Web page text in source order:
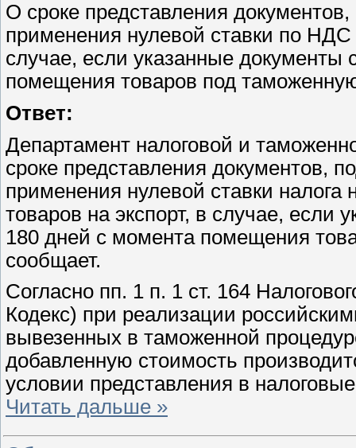
О сроке представления
применения нулевой ставки по НДС
случае, если указанные
помещения товаров под
Ответ:
Департамент налоговой и
сроке представления документов,
применения нулевой ставки
товаров на экспорт, в случае, если
180 дней с момента помещения
сообщает.
Согласно пп. 1 п. 1 ст. 164
Кодекс) при реализации
вывезенных в таможенной
добавленную стоимость
условии представления в
Читать дальше »